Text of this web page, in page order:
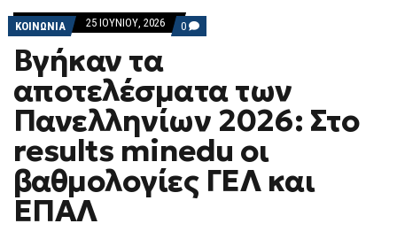
ΚΟΙΝΩΝΙΑ
25 ΙΟΥΝΊΟΥ, 2026 0 COMMENTS
ON
ΤΩΝ
ΠΑΝΕΛΛΗΝΊΩΝ
2026:
ΣΤΟ
RESULTS
MINEDU
ΒΑΘΜΟΛΟΓΊΕΣ
ΓΕΛ
Βγήκαν τα
αποτελέσματα των
Πανελληνίων 2026: Στο
results minedu οι
βαθμολογίες ΓΕΛ και
ΕΠΑΛ